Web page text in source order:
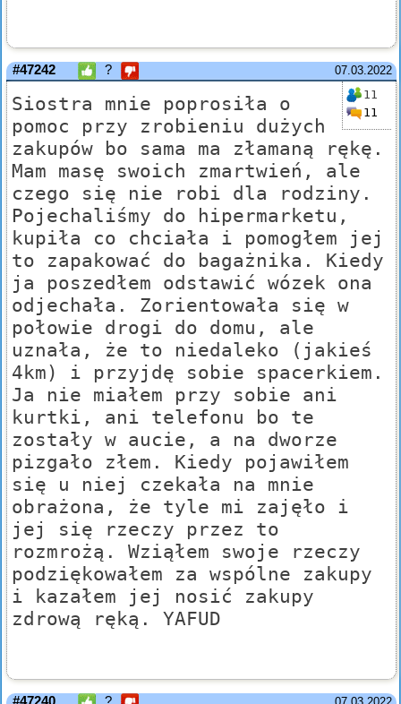
07.03.2022
#47242 ?
11
11
Siostra mnie poprosiła o
pomoc przy zrobieniu dużych
zakupów bo sama ma złamaną rękę.
Mam masę swoich zmartwień, ale
czego się nie robi dla rodziny.
Pojechaliśmy do hipermarketu,
kupiła co chciała i pomogłem jej
to zapakować do bagażnika. Kiedy
ja poszedłem odstawić wózek ona
odjechała. Zorientowała się w
połowie drogi do domu, ale
uznała, że to niedaleko (jakieś
4km) i przyjdę sobie spacerkiem.
Ja nie miałem przy sobie ani
kurtki, ani telefonu bo te
zostały w aucie, a na dworze
pizgało złem. Kiedy pojawiłem
się u niej czekała na mnie
obrażona, że tyle mi zajęło i
jej się rzeczy przez to
rozmrożą. Wziąłem swoje rzeczy
podziękowałem za wspólne zakupy
i kazałem jej nosić zakupy
zdrową ręką. YAFUD